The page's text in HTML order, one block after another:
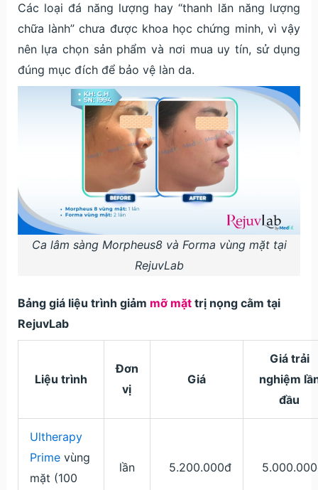
Các loại đá năng lượng hay “thanh lăn năng lượng
chữa lành” chưa được khoa học chứng minh, vì vậy
nên lựa chọn sản phẩm và nơi mua uy tín, sử dụng
đúng mục đích để bảo vệ làn da.
Ca lâm sàng Morpheus8 và Forma vùng mặt tại
RejuvLab
Bảng giá liệu trình giảm mỡ mặttrị nọng cằm tại
RejuvLab
Liệu trình
Đơn
vị
Giá
Giá trải
nghiệm
đầu
Ultherapy
Primevùng
mặt (100
lần 5.200.000đ